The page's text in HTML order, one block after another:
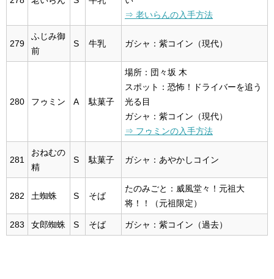
⇒ 老いらんの入手方法
279
ふじみ御
前
S 牛乳 ガシャ：紫コイン（現代）
280 フゥミン A 駄菓子
場所：団々坂 木
スポット：恐怖！ドライバーを追う
光る目
ガシャ：紫コイン（現代）
⇒ フゥミンの入手方法
281
おねむの
精
S 駄菓子 ガシャ：あやかしコイン
282 土蜘蛛 S そば
たのみごと：威風堂々！元祖大
将！！（元祖限定）
283 女郎蜘蛛 S そば ガシャ：紫コイン（過去）